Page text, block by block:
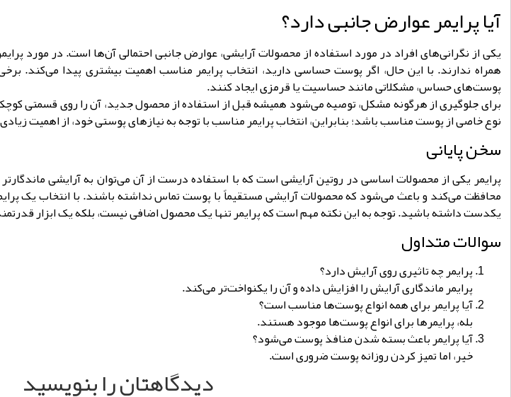
آیا پرایمر عوارض جانبی دارد؟
یکی از نگرانی‌های افراد در مورد استفاده از محصولات آرایشی، عوارض جانبی احتمالی آن‌ها است. در مورد
همراه ندارند. با این حال، اگر پوست حساسی دارید، انتخاب پرایمر مناسب اهمیت بیشتری پیدا می‌کند.
پوست‌های حساس، مشکلاتی مانند حساسیت یا قرمزی ایجاد کنند.
برای جلوگیری از هرگونه مشکل، توصیه می‌شود همیشه قبل از استفاده از محصول جدید، آن را روی قسمتی
نوع خاصی از پوست مناسب باشد؛ بنابراین، انتخاب پرایمر مناسب با توجه به نیازهای پوستی خود، از اهمیت
سخن پایانی
پرایمر یکی از محصولات اساسی در روتین آرایشی است که با استفاده درست از آن می‌توان به آرایشی
محافظت می‌کند و باعث می‌شود که محصولات آرایشی مستقیماً با پوست تماس نداشته باشند. با انتخاب یک
یکدست داشته باشید. توجه به این نکته مهم است که پرایمر تنها یک محصول اضافی نیست، بلکه یک ابزار
سوالات متداول
پرایمر چه تاثیری روی آرایش دارد؟
پرایمر ماندگاری آرایش را افزایش داده و آن را یکنواخت‌تر می‌کند.
آیا پرایمر برای همه انواع پوست‌ها مناسب است؟
بله، پرایمرها برای انواع پوست‌ها موجود هستند.
آیا پرایمر باعث بسته شدن منافذ پوست می‌شود؟
خیر، اما تمیز کردن روزانه پوست ضروری است.
دیدگاهتان را بنویسید